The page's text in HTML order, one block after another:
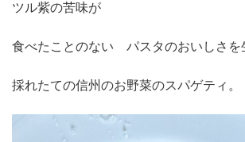
ツル紫の苦味が
食べたことのない パスタのおいしさを
採れたての信州のお野菜のスパゲティ。